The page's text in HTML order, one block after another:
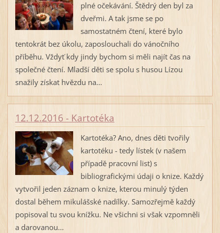
plné očekávání. Štědrý den byl za
dveřmi. A tak jsme se po
samostatném čtení, které bylo
tentokrát bez úkolu, zaposlouchali do vánočního
příběhu. Vždyť kdy jindy bychom si měli najít čas na
společné čtení. Mladší děti se spolu s husou Lízou
snažily získat hvězdu na...
12.12.2016 - Kartotéka
Kartotéka? Ano, dnes děti tvořily
kartotéku - tedy lístek (v našem
případě pracovní list) s
bibliografickými údaji o knize. Každý
vytvořil jeden záznam o knize, kterou minulý týden
dostal během mikulášské nadílky. Samozřejmě každý
popisoval tu svou knížku. Ne všichni si však vzpomněli
a darovanou...